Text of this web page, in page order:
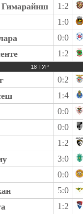
Гимарайнш 1:2
1:0
0:0
1:2
18 ТУР
0:2
1:4
0:0
0:0
1:2
3:0
0:0
5:0
1:2